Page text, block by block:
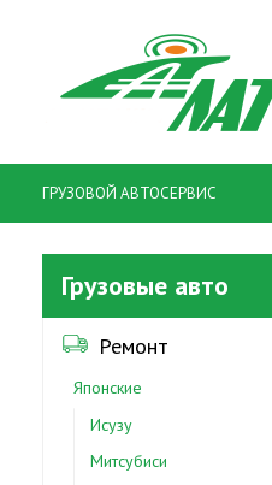
ГРУЗОВОЙ АВТОСЕРВИС
Грузовые авто
Ремонт
Японские
Исузу
Митсубиси